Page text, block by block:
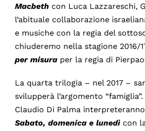
Macbeth con Luca Lazzareschi,
l’abituale collaborazione
e musiche con la regia del
chiuderemo nella stagione 2016/
per misura per la regia di
La quarta trilogia – nel 2017 –
svilupperà l’argomento
Claudio Di Palma interpreteranno
Sabato, domenica e lunedì con